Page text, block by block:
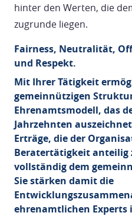
hinter den Werten, die
zugrunde liegen.
Fairness, Neutralität,
und Respekt.
Mit Ihrer Tätigkeit
gemeinnützigen
Ehrenamtsmodell, das
Jahrzehnten
Erträge, die der
Beratertätigkeit anteilig
vollständig dem
Sie stärken damit die
ehrenamtlichen Experts